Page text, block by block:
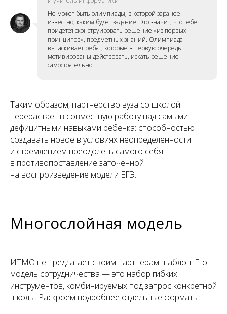
Не может быть олимпиады, в которой заранее
известно, каким будет задание. Это значит, что тебе
придется сконструировать решение «из первых
принципов», предметных знаний. Олимпиада
вытаскивает ребят, которые в первую очередь
мотивированы действовать, искать решение
самостоятельно.
Таким образом, партнерство вуза со школой
перерастает в совместную работу над самыми
дефицитными навыками ребенка: способностью
создавать новое в условиях неопределенности
и стремлением преодолеть самого себя
в противопоставление заточенной
на воспроизведение модели ЕГЭ.
Многослойная модель
ИТМО не предлагает своим партнерам шаблон. Его
модель сотрудничества — это набор гибких
инструментов, комбинируемых под запрос конкретной
школы. Раскроем подробнее отдельные форматы: